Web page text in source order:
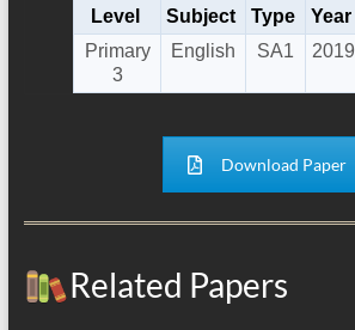
Level Subject Type Year
Primary
3
English SA1 2019
Download Paper
Related Papers